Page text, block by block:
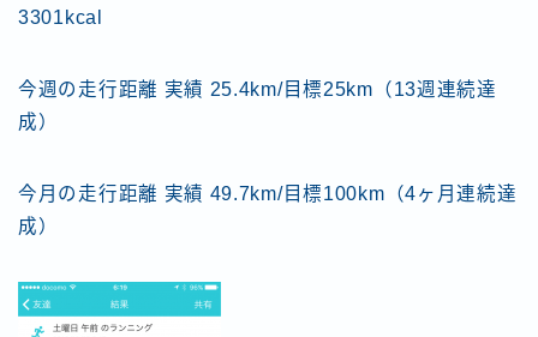
3301kcal
今週の走行距離 実績 25.4km/目標25km（13週連続達
成）
今月の走行距離 実績 49.7km/目標100km（4ヶ月連続達
成）